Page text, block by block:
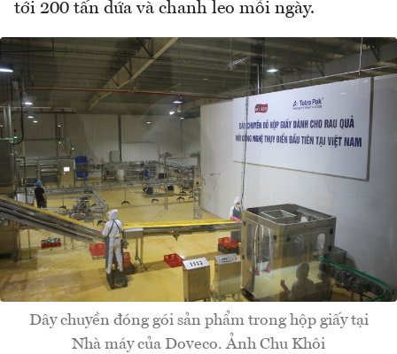
tới 200 tấn dứa và chanh leo mỗi ngày.
Dây chuyền đóng gói sản phẩm trong hộp giấy tại
Nhà máy của Doveco. Ảnh Chu Khôi